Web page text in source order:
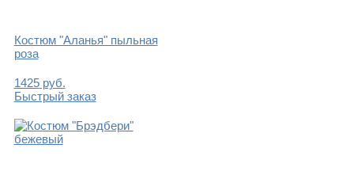
Костюм "Аланья" пыльная
роза
1425руб.
Быстрый заказ